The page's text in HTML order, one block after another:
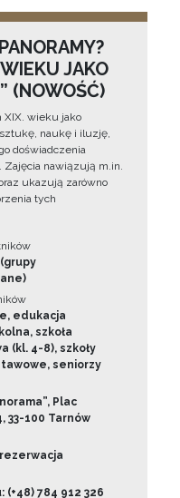
JAKO
(NOWOŚĆ)
XIX. wieku jako
naukę i iluzję,
doświadczenia
Zajęcia nawiązują m.in.
ukazują zarówno
tych
edukacja
szkoła
(kl. 4-8), szkoły
seniorzy
Plac
33-100 Tarnów
784 912 326